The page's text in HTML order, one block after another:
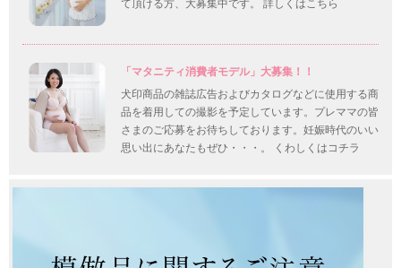
て頂ける方、大募集中です。 詳しくはこちら
「マタニティ消費者モデル」大募集！！
犬印商品の雑誌広告およびカタログなどに使用する商
品を着用しての撮影を予定しています。プレママの皆
さまのご応募をお待ちしております。妊娠時代のいい
思い出にあなたもぜひ・・・。 くわしくはコチラ